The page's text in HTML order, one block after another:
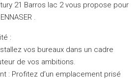
21 Barros lac 2 vous propose pour
.
:
vos bureaux dans un cadre
de vos ambitions.
: Profitez d’un emplacement prisé